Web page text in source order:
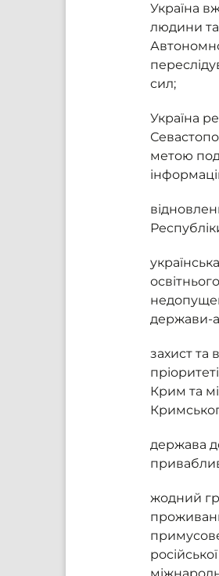
Україна
людини та
сил;
Україна
метою
держави-
захист та
Крим та
держава
жодний